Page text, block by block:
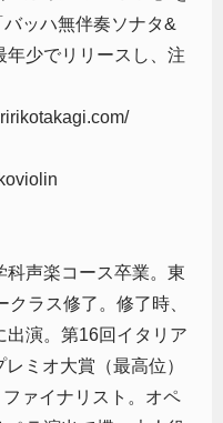
ッハ無伴奏ソナタ&
年少でリリースし、注
科声楽コース卒業。東
ラス修了。修了時、
出演。第16回イタリア
ミオ大賞（最高位）
ァイナリスト。オペ